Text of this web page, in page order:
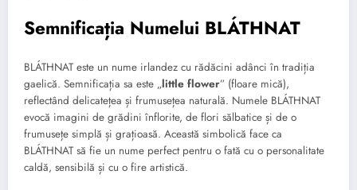
Semnificația Numelui BLÁTHNAT
BLÁTHNAT este un nume irlandez cu rădăcini adânci în tradiția
gaelică. Semnificația sa este „little flower” (floare mică),
reflectând delicatețea și frumusețea naturală. Numele BLÁTHNAT
evocă imagini de grădini înflorite, de flori sălbatice și de o
frumusețe simplă și grațioasă. Această simbolică face ca
BLÁTHNAT să fie un nume perfect pentru o fată cu o personalitate
caldă, sensibilă și cu o fire artistică.